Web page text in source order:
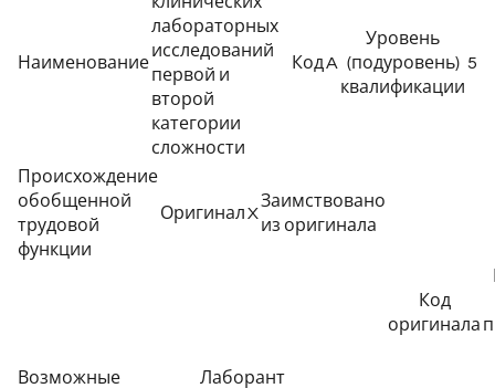
Наименование
лабораторных
исследований
первой и
второй
категории
сложности
КодA
Уровень
(подуровень)
квалификации
5
Происхождение
обобщенной
трудовой
функции
ОригиналX
Заимствовано
из оригинала
Код
оригинала
Возможные
Лаборант